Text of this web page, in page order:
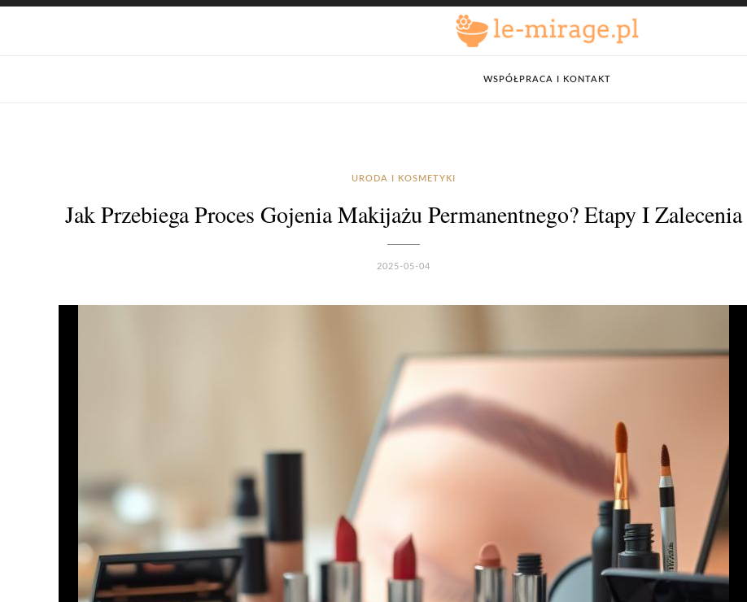
WSPÓŁPRACA I KONTAKT
URODA I KOSMETYKI
Jak Przebiega Proces Gojenia Makijażu Permanentnego? Etapy I Zalecenia
2025-05-04